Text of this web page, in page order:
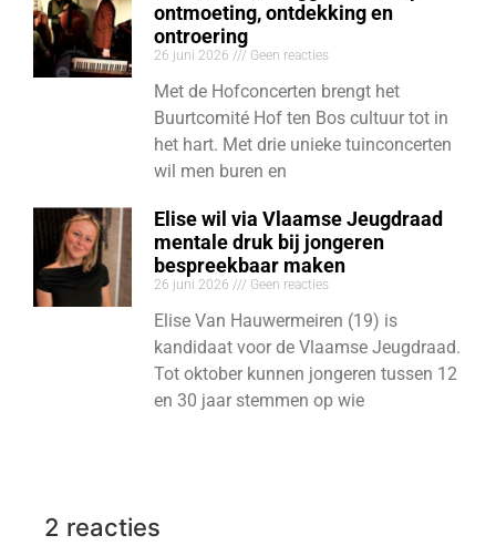
ontmoeting, ontdekking en
ontroering
26 juni 2026 Geen reacties
Met de Hofconcerten brengt het
Buurtcomité Hof ten Bos cultuur tot in
het hart. Met drie unieke tuinconcerten
wil men buren en
Elise wil via Vlaamse Jeugdraad
mentale druk bij jongeren
bespreekbaar maken
26 juni 2026 Geen reacties
Elise Van Hauwermeiren (19) is
kandidaat voor de Vlaamse Jeugdraad.
Tot oktober kunnen jongeren tussen 12
en 30 jaar stemmen op wie
2 reacties